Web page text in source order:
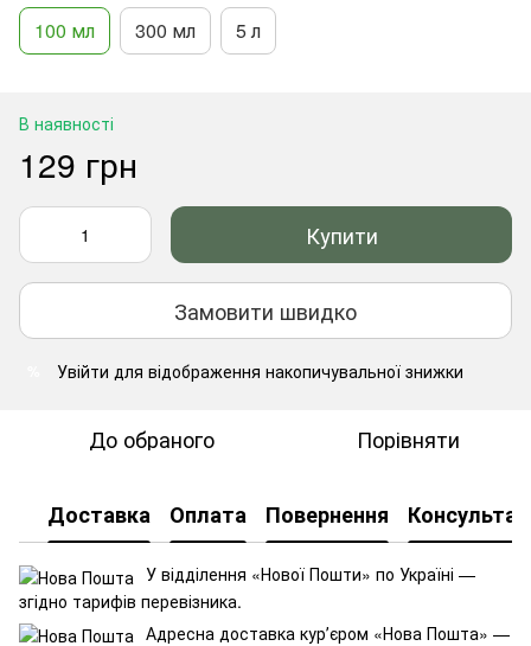
100 мл 300 мл 5 л
В наявності
129 грн
Купити
Замовити швидко
Увійти для відображення накопичувальної знижки
До обраного Порівняти
Доставка Оплата Повернення
У відділення «Нової Пошти» по Україні —
згідно тарифів перевізника.
Адресна доставка курʼєром «Нова Пошта» —